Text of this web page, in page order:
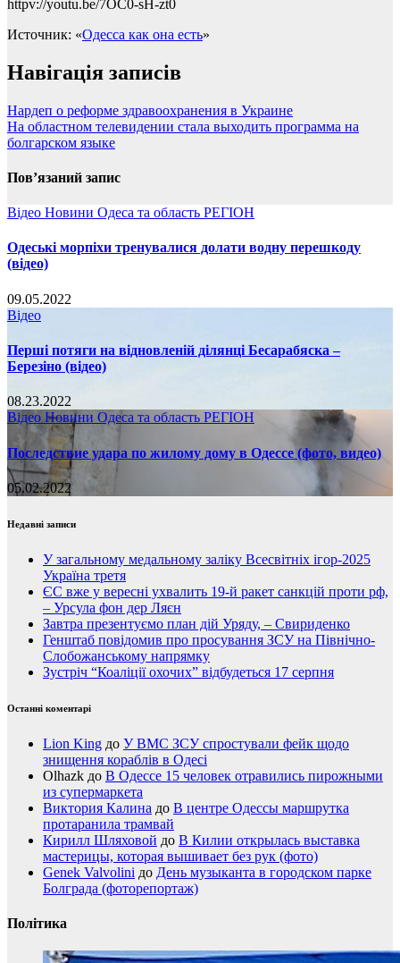
httpv://youtu.be/7OC0-sH-zt0
Источник: «Одесса как она есть»
Навігація записів
Нардеп о реформе здравоохранения в Украине
На областном телевидении стала выходить программа на
болгарском языке
Пов’язаний запис
Відео Новини Одеса та область РЕГІОН
Одеські морпіхи тренувалися долати водну перешкоду
(відео)
09.05.2022
Відео
Перші потяги на відновленій ділянці Бесарабяска –
Березіно (відео)
08.23.2022
Відео Новини Одеса та область РЕГІОН
Последствие удара по жилому дому в Одессе (фото, видео)
05.02.2022
Недавні записи
У загальному медальному заліку Всесвітніх ігор-2025
Україна третя
ЄС вже у вересні ухвалить 19-й ракет санкцій проти рф,
– Урсула фон дер Ляєн
Завтра презентуємо план дій Уряду, – Свириденко
Генштаб повідомив про просування ЗСУ на Північно-
Слобожанському напрямку
Зустріч “Коаліції охочих” відбудеться 17 серпня
Останні коментарі
Lion King до У ВМС ЗСУ спростували фейк щодо
знищення кораблів в Одесі
Olhazk до В Одессе 15 человек отравились пирожными
из супермаркета
Виктория Калина до В центре Одессы маршрутка
протаранила трамвай
Кирилл Шляховой до В Килии открылась выставка
мастерицы, которая вышивает без рук (фото)
Genek Valvolini до День музыканта в городском парке
Болграда (фоторепортаж)
Політика